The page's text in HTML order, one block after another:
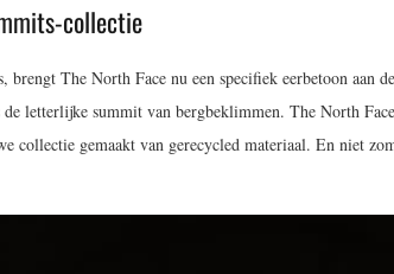
collectie
brengt The North Face nu een specifiek eerbetoon aan
letterlijke summit van bergbeklimmen. The North
collectie gemaakt van gerecycled materiaal. En niet